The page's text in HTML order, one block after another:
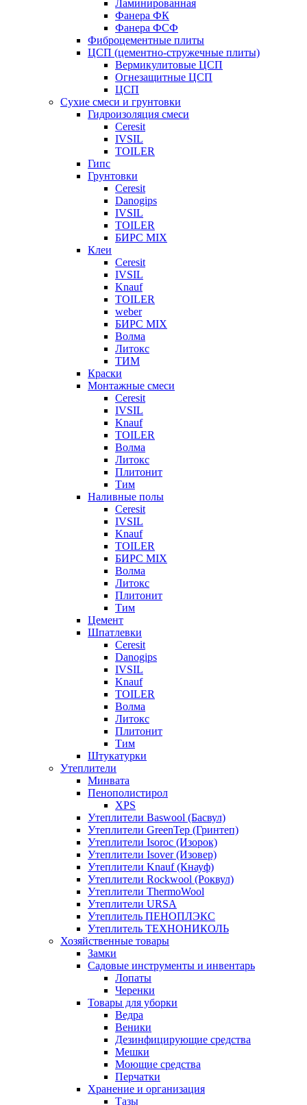
Ламинированная
Фанера ФК
Фанера ФСФ
Фиброцементные плиты
ЦСП (цементно-стружечные плиты)
Вермикулитовые ЦСП
Огнезащитные ЦСП
ЦСП
Сухие смеси и грунтовки
Гидроизоляция смеси
Ceresit
IVSIL
TOILER
Гипс
Грунтовки
Ceresit
Danogips
IVSIL
TOILER
БИРС MIX
Клеи
Ceresit
IVSIL
Knauf
TOILER
weber
БИРС MIX
Волма
Литокс
ТИМ
Краски
Монтажные смеси
Ceresit
IVSIL
Knauf
TOILER
Волма
Литокс
Плитонит
Тим
Наливные полы
Ceresit
IVSIL
Knauf
TOILER
БИРС MIX
Волма
Литокс
Плитонит
Тим
Цемент
Шпатлевки
Ceresit
Danogips
IVSIL
Knauf
TOILER
Волма
Литокс
Плитонит
Тим
Штукатурки
Утеплители
Минвата
Пенополистирол
XPS
Утеплители Baswool (Басвул)
Утеплители GreenTep (Гринтеп)
Утеплители Isoroc (Изорок)
Утеплители Isover (Изовер)
Утеплители Knauf (Кнауф)
Утеплители Rockwool (Роквул)
Утеплители ThermoWool
Утеплители URSA
Утеплитель ПЕНОПЛЭКС
Утеплитель ТЕХНОНИКОЛЬ
Хозяйственные товары
Замки
Садовые инструменты и инвентарь
Лопаты
Черенки
Товары для уборки
Ведра
Веники
Дезинфицирующие средства
Мешки
Моющие средства
Перчатки
Хранение и организация
Тазы